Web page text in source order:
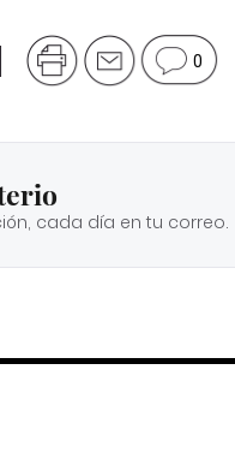
0
cada día en tu correo.